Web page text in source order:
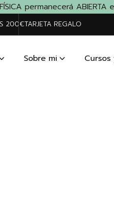
permanecerá ABIERTA
200€TARJETA REGALO
Sobre mi Cursos